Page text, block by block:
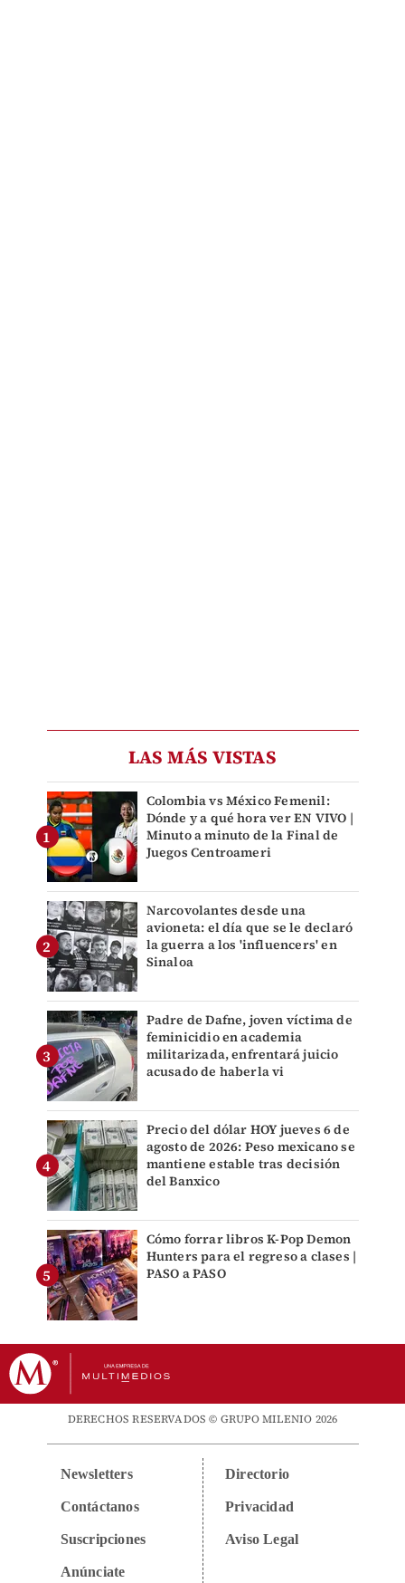
LAS MÁS VISTAS
Colombia vs México Femenil:
Dónde y a qué hora ver EN VIVO |
Minuto a minuto de la Final de
Juegos Centroameri
Narcovolantes desde una
avioneta: el día que se le declaró
la guerra a los 'influencers' en
Sinaloa
Padre de Dafne, joven víctima de
feminicidio en academia
militarizada, enfrentará juicio
acusado de haberla vi
Precio del dólar HOY jueves 6 de
agosto de 2026: Peso mexicano se
mantiene estable tras decisión
del Banxico
Cómo forrar libros K-Pop Demon
Hunters para el regreso a clases |
PASO a PASO
DERECHOS RESERVADOS © GRUPO MILENIO 2026
Newsletters
Contáctanos
Suscripciones
Anúnciate
Directorio
Privacidad
Aviso Legal